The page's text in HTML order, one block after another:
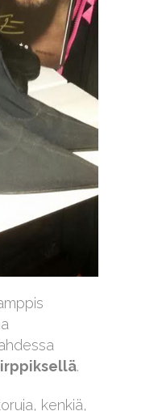
.
kenkiä,